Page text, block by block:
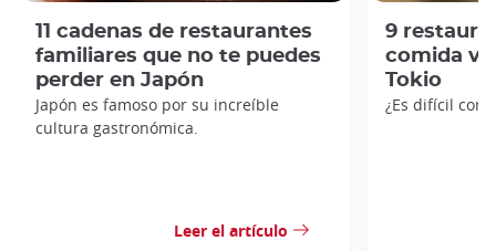
11 cadenas de restaurantes
familiares que no te puedes
perder en Japón
Japón es famoso por su increíble
cultura gastronómica.
Leer el artículo
9
comida
Tokio
¿Es difícil